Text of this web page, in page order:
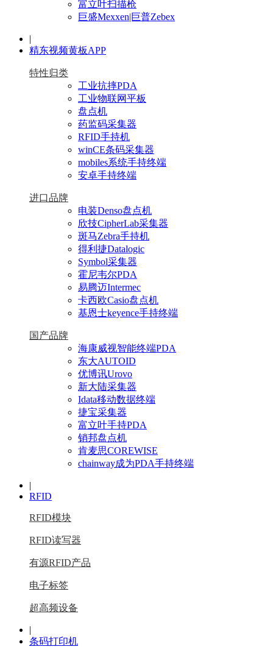
富立叶扫描枪
巨盛Mexxen|巨普Zebex
|
精东视频黄板APP
特性归类
工业抗摔PDA
工业物联网平板
盘点机
药监码采集器
RFID手持机
winCE条码采集器
mobiles系统手持终端
安卓手持终端
进口品牌
电装Denso盘点机
欣技CipherLab采集器
斑马Zebra手持机
得利捷Datalogic
Symbol采集器
霍尼韦尔PDA
易腾迈Intermec
卡西欧Casio盘点机
基恩士keyence手持终端
国产品牌
海康威视智能终端PDA
东大AUTOID
优博讯Urovo
新大陆采集器
Idata移动数据终端
捷宝采集器
富立叶手持PDA
销邦盘点机
肯麦思COREWISE
chainway成为PDA手持终端
|
RFID
RFID模块
RFID读写器
有源RFID产品
电子标签
超高频设备
|
条码打印机